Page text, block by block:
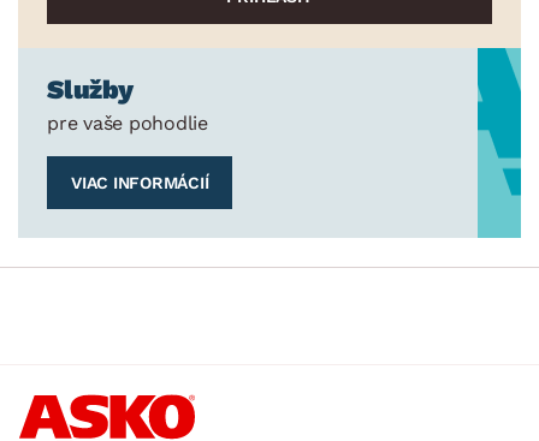
Služby
pre vaše pohodlie
VIAC INFORMÁCIÍ